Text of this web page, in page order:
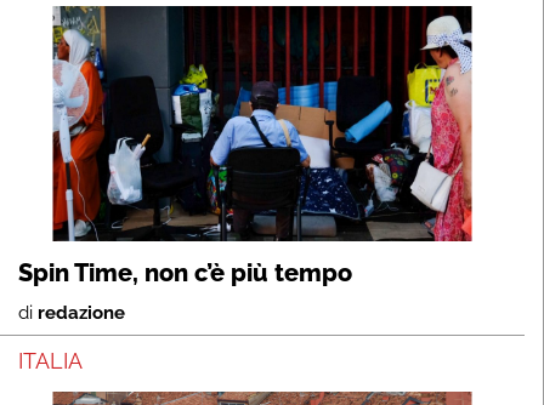
Spin Time, non c’è più tempo
di redazione
ITALIA